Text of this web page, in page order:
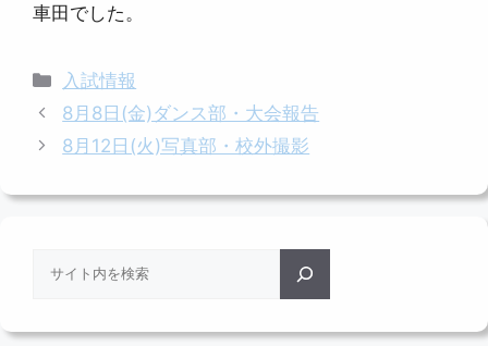
車田でした。
カ
テ
リ
入試情報
8月8日(金)ダンス部・大会報告
8月12日(火)写真部・校外撮影